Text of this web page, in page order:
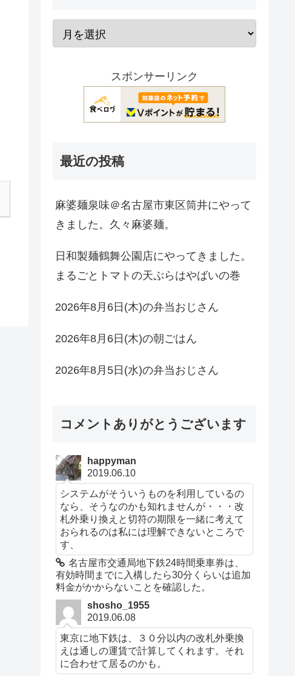
スポンサーリンク
最近の投稿
麻婆麺泉味＠名古屋市東区筒井にやって
きました。久々麻婆麺。
日和製麺鶴舞公園店にやってきました。
まるごとトマトの天ぷらはやばいの巻
2026年8月6日(木)の弁当おじさん
2026年8月6日(木)の朝ごはん
2026年8月5日(水)の弁当おじさん
コメントありがとうございます
happyman
2019.06.10
システムがそういうものを利用しているの
なら、そうなのかも知れませんが・・・改
札外乗り換えと切符の期限を一緒に考えて
おられるのは私には理解できないところで
す、
名古屋市交通局地下鉄24時間乗車券は、
有効時間までに入構したら30分くらいは追加
料金がかからないことを確認した。
shosho_1955
2019.06.08
東京に地下鉄は、３０分以内の改札外乗換
えは通しの運賃で計算してくれます。それ
に合わせて居るのかも。